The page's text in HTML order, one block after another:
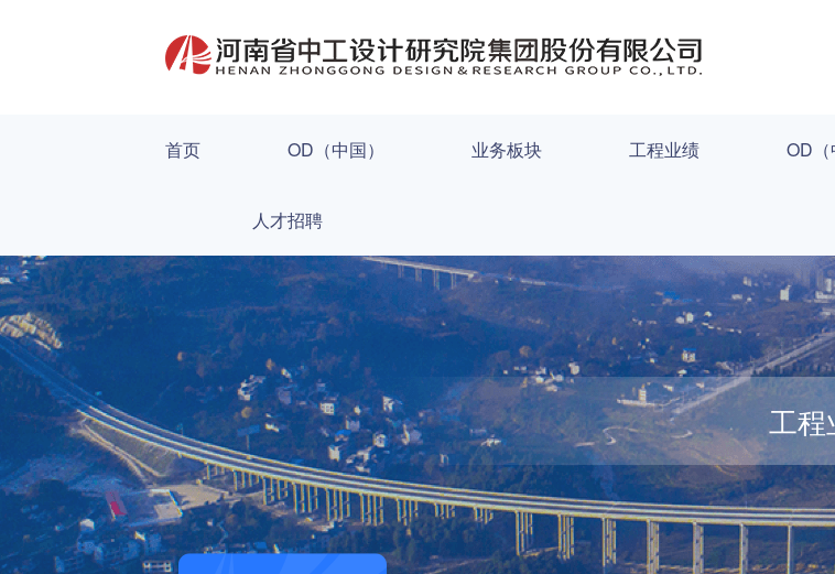
首页 OD（中国） 业务板块 工程业绩 OD（
人才招聘
工程